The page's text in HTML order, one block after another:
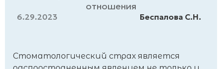
отношения
Беспалова С.Н.
6.29.2023
Стоматологический страх является